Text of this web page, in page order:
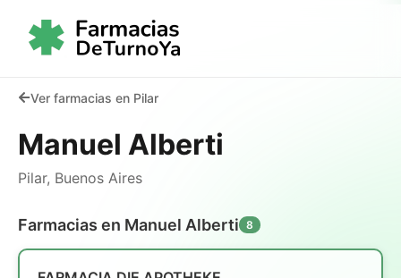
Ver farmacias en Pilar
Manuel Alberti
Pilar, Buenos Aires
Farmacias en Manuel Alberti 8